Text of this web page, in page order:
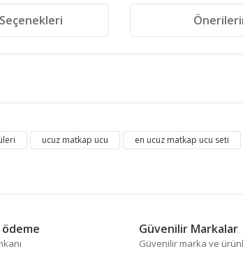
ucuz matkap ucu
en ucuz matkap ucu seti
ödeme Güvenilir Markalar
Güvenilir marka ve